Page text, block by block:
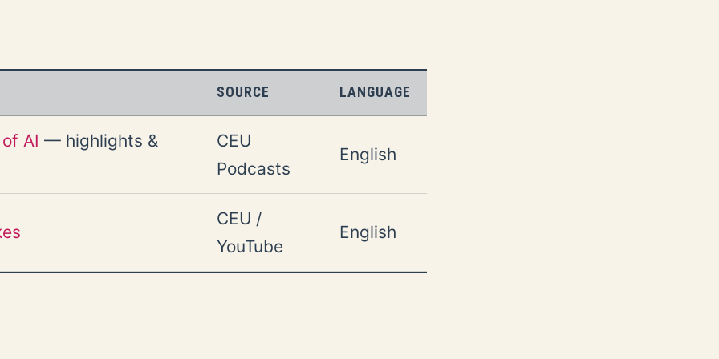
SOURCE LANGUAGE
AI — highlights &
CEU
Podcasts
English
CEU /
YouTube
English